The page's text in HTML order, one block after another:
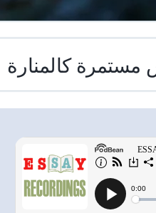
مستمرة كالمنارة